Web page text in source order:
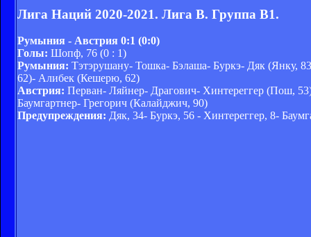
Лига Наций 2020-2021. Лига B. Группа B1.
Румыния - Австрия 0:1 (0:0)
Голы: Шопф, 76 (0 : 1)
Румыния: Тэтэрушану- Тошка- Бэлаша- Буркэ- Дяк
62)- Алибек (Кешерю, 62)
Австрия: Перван- Ляйнер- Драгович- Хинтереггер (Пош,
Баумгартнер- Грегорич (Калайджич, 90)
Предупреждения: Дяк, 34- Буркэ, 56 - Хинтереггер, 8-